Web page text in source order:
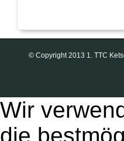
© Copyright 2013 1. TTC
Wir
die